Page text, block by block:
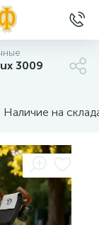
3009
Наличие на